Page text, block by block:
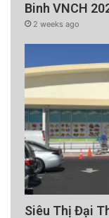
Binh VNCH
2 weeks ago
Siêu Thị Đại